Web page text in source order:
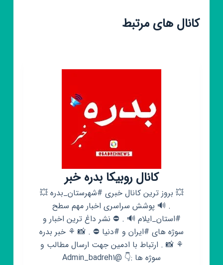
کانال های مرتبط
کانال روبیکا بدره خبر
💥 بروز ترین کانال خبری #شهرستان_بدره 💥
. 🔊 پوشش سراسری اخبار مهم سطح
#استان_ایلام 🔊 . ⛔️ نشر داغ ترین اخبار و
سوژه های #ایران و #دنیا ⛔️ . 📸 ⚘️ خبر بدره
⚘️ 📸 . ارتباط با ادمین جهت ارسال مطالب و
سوژه ها :👇 @Admin_badreh1